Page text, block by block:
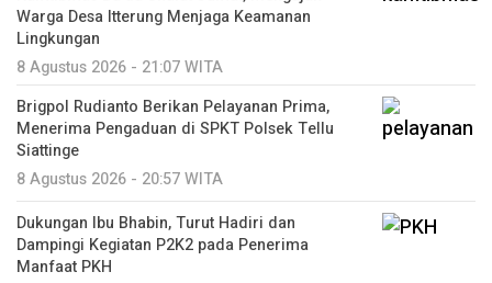
Warga Desa Itterung Menjaga Keamanan
Lingkungan
8 Agustus 2026 - 21:07 WITA
Brigpol Rudianto Berikan Pelayanan Prima,
Menerima Pengaduan di SPKT Polsek Tellu
Siattinge
8 Agustus 2026 - 20:57 WITA
Dukungan Ibu Bhabin, Turut Hadiri dan
Dampingi Kegiatan P2K2 pada Penerima
Manfaat PKH